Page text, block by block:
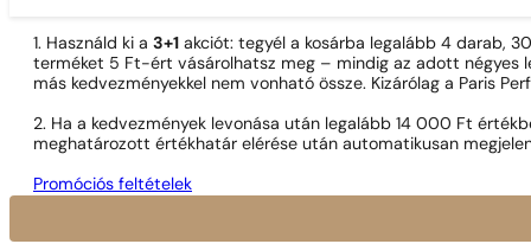
1. Használd ki a 3+1 akciót: tegyél a kosárba legalább 4 darab,
terméket 5 Ft-ért vásárolhatsz meg – mindig az adott négyes
más kedvezményekkel nem vonható össze. Kizárólag a Paris
2. Ha a kedvezmények levonása után legalább 14 000 Ft
meghatározott értékhatár elérése után automatikusan
Promóciós feltételek